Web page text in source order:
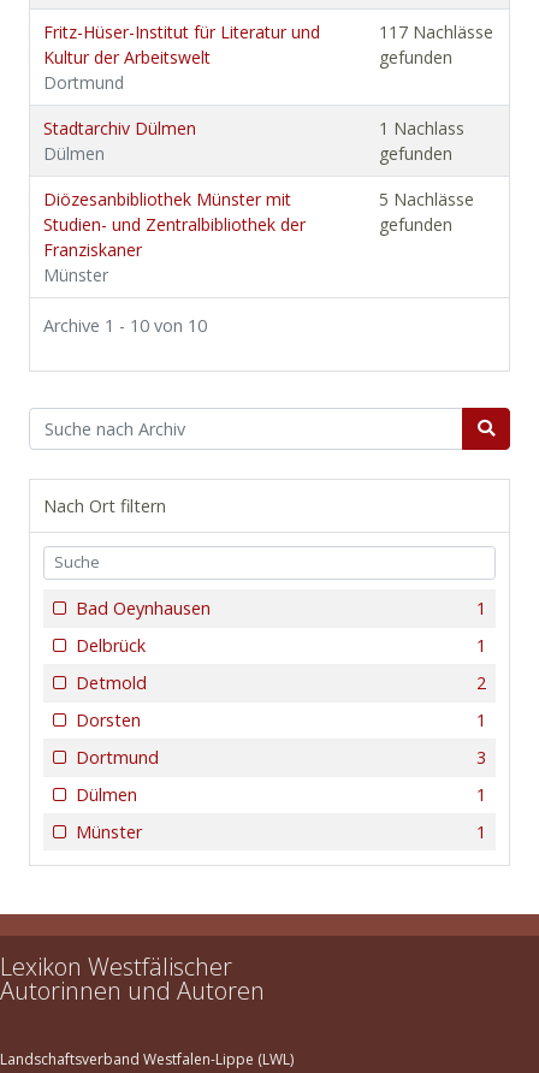
Fritz-Hüser-Institut für Literatur und
Kultur der Arbeitswelt
Dortmund
117 Nachlässe
gefunden
Stadtarchiv Dülmen
Dülmen
1 Nachlass
gefunden
Diözesanbibliothek Münster mit
Studien- und Zentralbibliothek der
Franziskaner
Münster
5 Nachlässe
gefunden
Archive 1 - 10 von 10
Nach Ort filtern
1
Bad Oeynhausen
1
Delbrück
2
Detmold
1
Dorsten
3
Dortmund
1
Dülmen
1
Münster
Lexikon Westfälischer
Autorinnen und Autoren
Landschaftsverband Westfalen-Lippe (LWL)